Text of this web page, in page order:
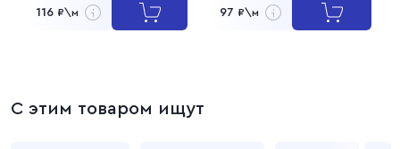
116 ₽\м 97 ₽\м
С этим товаром ищут